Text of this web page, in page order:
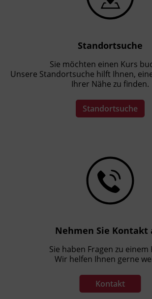
Standortsuche
Sie möchten einen Kurs
Unsere Standortsuche hilft Ihnen,
Ihrer Nähe zu finden.
Standortsuche
Nehmen Sie Kontakt
Sie haben Fragen zu einem
Wir helfen Ihnen gerne
Kontakt